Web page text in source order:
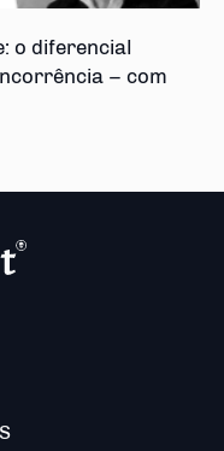
o diferencial
– com